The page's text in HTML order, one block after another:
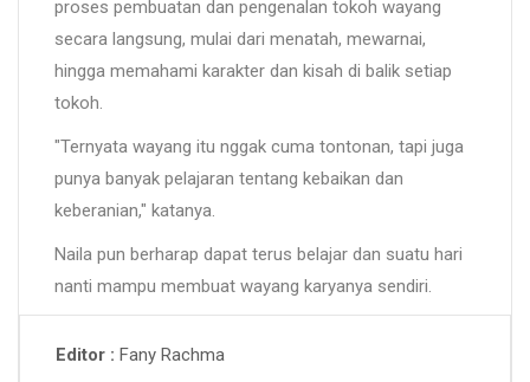
proses pembuatan dan pengenalan tokoh wayang
secara langsung, mulai dari menatah, mewarnai,
hingga memahami karakter dan kisah di balik setiap
tokoh.
"Ternyata wayang itu nggak cuma tontonan, tapi juga
punya banyak pelajaran tentang kebaikan dan
keberanian," katanya.
Naila pun berharap dapat terus belajar dan suatu hari
nanti mampu membuat wayang karyanya sendiri.
Editor Fany Rachma